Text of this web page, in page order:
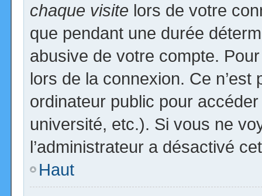
chaque visite lors de votre
que pendant une durée
abusive de votre compte.
lors de la connexion. Ce
ordinateur public pour
université, etc.). Si vous ne
l’administrateur a désactivé
Haut